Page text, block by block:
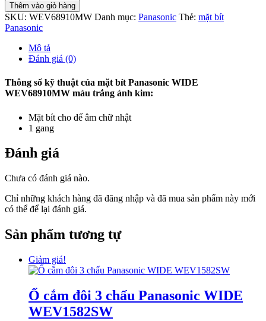
Thêm vào giỏ hàng
SKU: WEV68910MW Danh mục: Panasonic Thẻ: mặt bít
Panasonic
Mô tả
Đánh giá (0)
Thông số kỹ thuật của mặt bít Panasonic WIDE
WEV68910MW màu trắng ánh kim:
Mặt bít cho đế âm chữ nhật
1 gang
Đánh giá
Chưa có đánh giá nào.
Chỉ những khách hàng đã đăng nhập và đã mua sản phẩm này mới
có thể để lại đánh giá.
Sản phẩm tương tự
Giảm giá!
Ổ cắm đôi 3 chấu Panasonic WIDE
WEV1582SW